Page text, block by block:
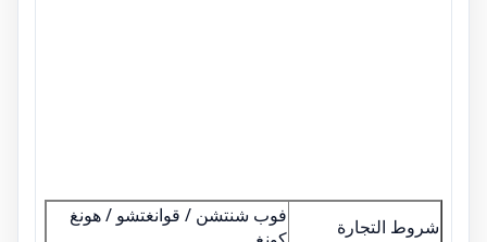
شروط التجارة
فوب شنتشن / قوانغتشو / هونغ